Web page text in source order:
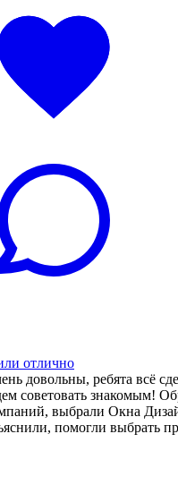
отлично
довольны, ребята всё
советовать знакомым!
выбрали Окна
помогли выбрать